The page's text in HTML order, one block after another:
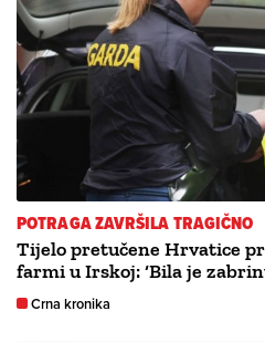
POTRAGA ZAVRŠILA TRAGIČNO
Tijelo pretučene Hrvatice
farmi u Irskoj: ‘Bila je
Crna kronika